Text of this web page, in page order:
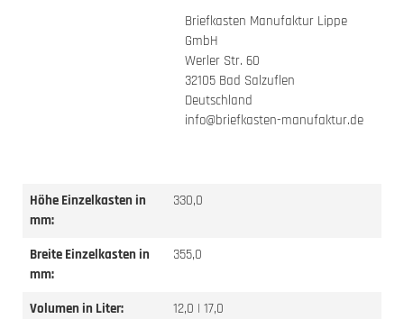
Briefkasten Manufaktur Lippe
GmbH
Werler Str. 60
32105 Bad Salzuflen
Deutschland
info@briefkasten-manufaktur.de
Höhe Einzelkasten in
mm:
330,0
Breite Einzelkasten in
mm:
355,0
Volumen in Liter:
12,0 | 17,0